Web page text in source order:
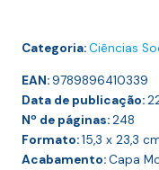
ADELINO
FARIA
Categoria:Ciências
EAN:9789896410339
Data de publicação:
Nº de páginas:248
Formato:15,3 x 23,3
Acabamento:Capa